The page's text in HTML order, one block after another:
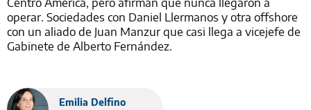
operar. Sociedades con Daniel Llermanos y otra offshore
con un aliado de Juan Manzur que casi llega a vicejefe de
Gabinete de Alberto Fernández.
Emilia Delfino